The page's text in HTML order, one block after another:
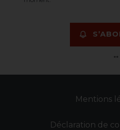
Mentions
Déclaration de